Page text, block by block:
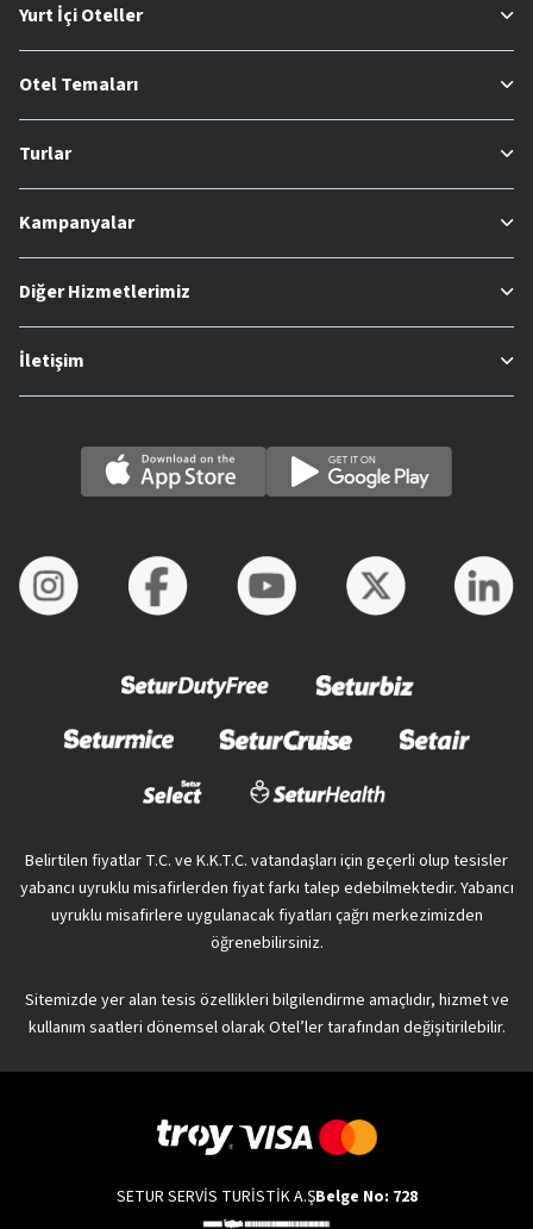
Yurt İçi Oteller
Otel Temaları
Turlar
Kampanyalar
Diğer Hizmetlerimiz
İletişim
Belirtilen fiyatlar T.C. ve K.K.T.C. vatandaşları için geçerli olup tesisler
yabancı uyruklu misafirlerden fiyat farkı talep edebilmektedir. Yabancı
uyruklu misafirlere uygulanacak fiyatları çağrı merkezimizden
öğrenebilirsiniz.
Sitemizde yer alan tesis özellikleri bilgilendirme amaçlıdır, hizmet ve
kullanım saatleri dönemsel olarak Otel’ler tarafından değişitirilebilir.
SETUR SERVİS TURİSTİK A.ŞBelge No: 728